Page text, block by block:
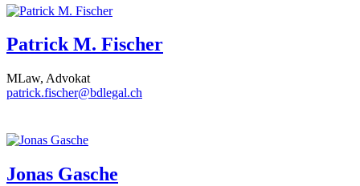
Patrick M. Fischer
MLaw, Advokat
patrick.fischer@bdlegal.ch
Jonas Gasche